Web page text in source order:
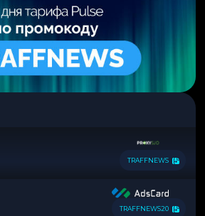
TRAFFNEWS
TRAFFNEWS20